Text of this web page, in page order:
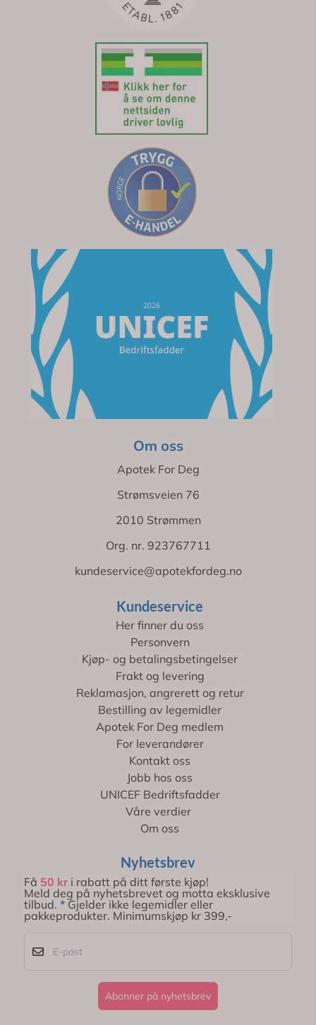
Om oss
Apotek For Deg
Strømsveien 76
2010 Strømmen
Org. nr. 923767711
kundeservice@apotekfordeg.no
Kundeservice
Her finner du oss
Personvern
Kjøp- og betalingsbetingelser
Frakt og levering
Reklamasjon, angrerett og retur
Bestilling av legemidler
Apotek For Deg medlem
For leverandører
Kontakt oss
Jobb hos oss
UNICEF Bedriftsfadder
Våre verdier
Om oss
Nyhetsbrev
Få 50 kri rabatt på ditt første kjøp!
Meld deg på nyhetsbrevet og motta eksklusive
tilbud. *Gjelder ikke legemidler eller
pakkeprodukter. Minimumskjøp kr 399,-
Abonner på nyhetsbrev